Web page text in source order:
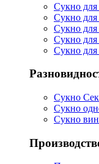
Сукно для
Сукно
Сукно для
Сукно
Сукно для
Сукно
Сукно
Сукно